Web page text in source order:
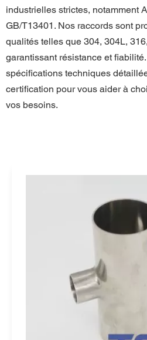
industrielles strictes, notamment
GB/T13401. Nos raccords sont
qualités telles que 304, 304L,
garantissant résistance et
spécifications techniques
certification pour vous aider à
vos besoins.